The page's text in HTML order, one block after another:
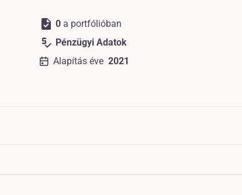
task 0 a portfólióban
price_check Pénzügyi Adatok
Alapítás éve 2021